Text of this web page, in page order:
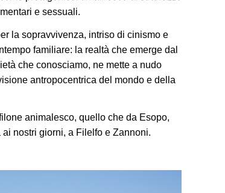
e sessuali.
la sopravvivenza, intriso di cinismo e
familiare: la realtà che emerge dal
che conosciamo, ne mette a nudo
antropocentrica del mondo e della
animalesco, quello che da Esopo,
nostri giorni, a Filelfo e Zannoni.